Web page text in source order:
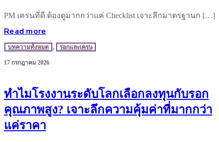
PM เครนที่ดี ต้องดูมากกว่าแค่ Checklist เจาะลึกมาตรฐานก […]
Read more
บทความทั้งหมด , รอกและเครน
17 กรกฎาคม 2026
ทำไมโรงงานระดับโลกเลือกลงทุนกับรอก
คุณภาพสูง? เจาะลึกความคุ้มค่าที่มากกว่า
แค่ราคา